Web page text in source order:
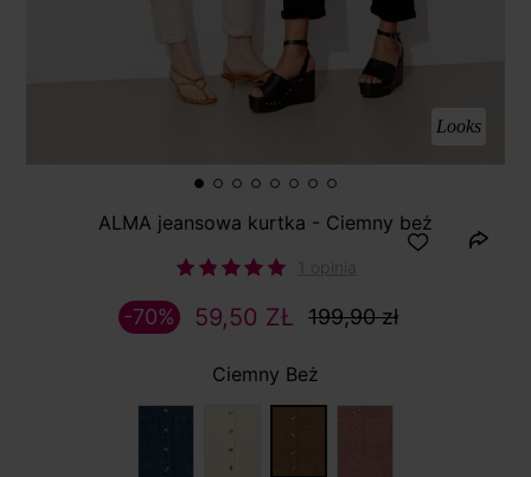
Looks
ALMA jeansowa kurtka - Ciemny beż
59,50 ZŁ 199,90 zł
-70%
Ciemny Beż